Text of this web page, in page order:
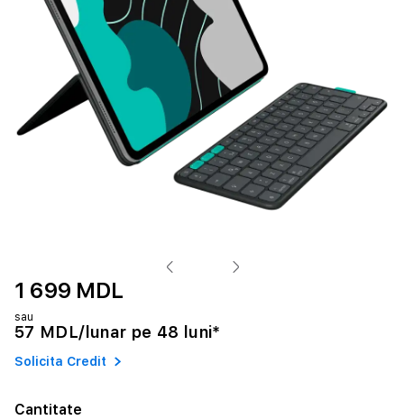
1 699 MDL
sau
57 MDL/lunar pe 48 luni*
Solicita Credit
Cantitate